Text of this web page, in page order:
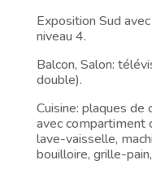
Exposition Sud
niveau 4.
Balcon, Salon:
double).
Cuisine: plaques de
avec compartiment
lave-vaisselle,
bouilloire, grille-